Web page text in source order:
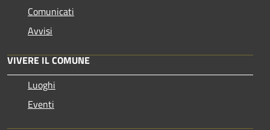
Comunicati
Avvisi
VIVERE IL COMUNE
Luoghi
Eventi